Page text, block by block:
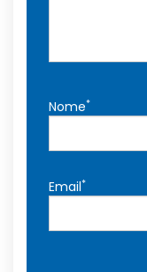
Nome*
Email*